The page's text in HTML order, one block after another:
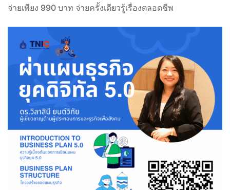
จ่ายเพียง 990 บาท จ่ายครั้งเดียวรู้เรื่องตลอดชีพ